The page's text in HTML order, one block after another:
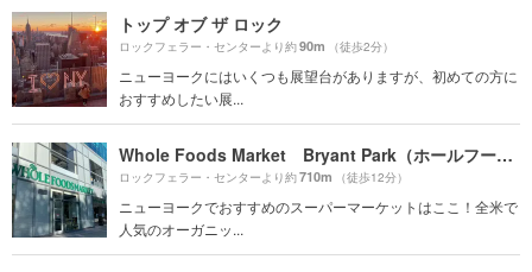
トップ オブ ザ ロック
ロックフェラー・センターより約90m （徒歩2分）
ニューヨークにはいくつも展望台がありますが、初めての方に
おすすめしたい展...
Whole Foods Market Bryant Park（ホールフーズ マーケット ブライアントパーク店）
ロックフェラー・センターより約710m （徒歩12分）
ニューヨークでおすすめのスーパーマーケットはここ！全米で
人気のオーガニッ...